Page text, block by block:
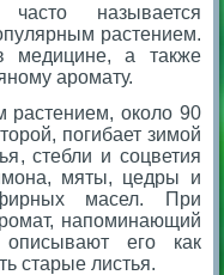
называется
растением.
медицине, а также
аромату.
растением, около 90
погибает зимой
стебли и соцветия
мяты, цедры и
масел. При
напоминающий
его как
старые листья.